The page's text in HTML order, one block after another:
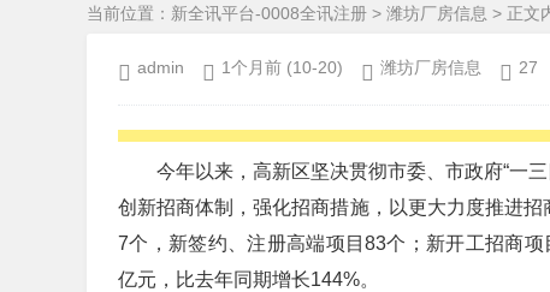
当前位置： 新全讯平台-0008全讯注册 > 潍坊厂房信息 > 正文
admin 1个月前 (10-20) 潍坊厂房信息 27
今年以来，高新区坚决贯彻市委、市政府“一三
创新招商体制，强化招商措施，以更大力度推进
7个，新签约、注册高端项目83个；新开工招商
亿元，比去年同期增长144%。